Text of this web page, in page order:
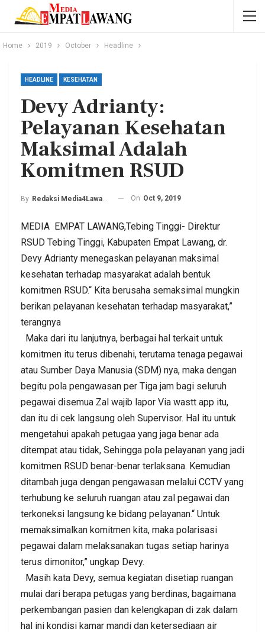
Home 2019 October Headline
HEADLINE KESEHATAN
Devy Adrianty:
Pelayanan Kesehatan
Maksimal Adalah
Komitmen RSUD
By Redaksi Media4Lawang On Oct 9, 2019
MEDIA EMPAT LAWANG,Tebing Tinggi- Direktur
RSUD Tebing Tinggi, Kabupaten Empat Lawang, dr.
Devy Adrianty menegaskan pelayanan maksimal
kesehatan terhadap masyarakat adalah bentuk
komitmen RSUD.“ Kita berusaha semaksimal mungkin
berikan pelayanan kesehatan terhadap masyarakat,”
terangnya
Maka dari itu lanjutnya, berbagai hal terkait untuk
komitmen itu terus dibenahi, terutama tenaga pegawai
atau Sumber Daya Manusia (SDM) nya, maka dengan
begitu pola pengawasan per Tiga jam bagi seluruh
pegawai disemua Zal wajib lapor Via wastt app itu,
dan itu di cek langsung oleh Supervisor. Hal itu untuk
mengetahui apakah petugaa yang jaga benar ada
ditempat atau tidak, Sehingga pola pelayanan yang jadi
komitmen RSUD benar-benar terlaksana. Kemudian
ditambah juga dengan pengawasan melalui CCTV yang
terhubung ke seluruh ruangan atau zal pegawai dan
terkoneksi langsung ke bidang pelayanan.“ Untuk
memaksimalkan komitmen kita, maka polarisasi
pegawai dalam melaksanakan tugas setiap harinya
terus dimonitor,” ungkap Devy.
Masih kata Devy, semua kegiatan disetiap ruangan
mulai dari berapa petugas yang berdinas, bagaimana
perkembangan pasien dan kelengkapan di zak dalam
hal ini kondisi kamar mandi dan ketersediaan air